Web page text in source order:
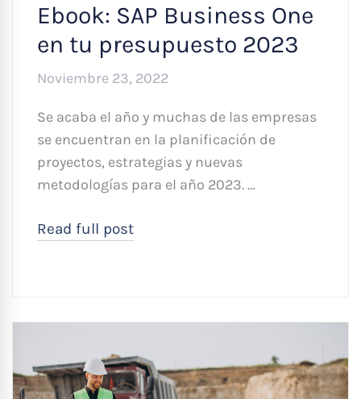
Ebook: SAP Business One
en tu presupuesto 2023
Noviembre 23, 2022
Se acaba el año y muchas de las empresas
se encuentran en la planificación de
proyectos, estrategias y nuevas
metodologías para el año 2023. …
Read full post